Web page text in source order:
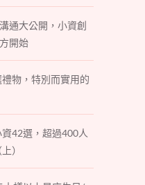
通大公開，小資創
開始
物，特別而實用的
資42選，超過400人
）